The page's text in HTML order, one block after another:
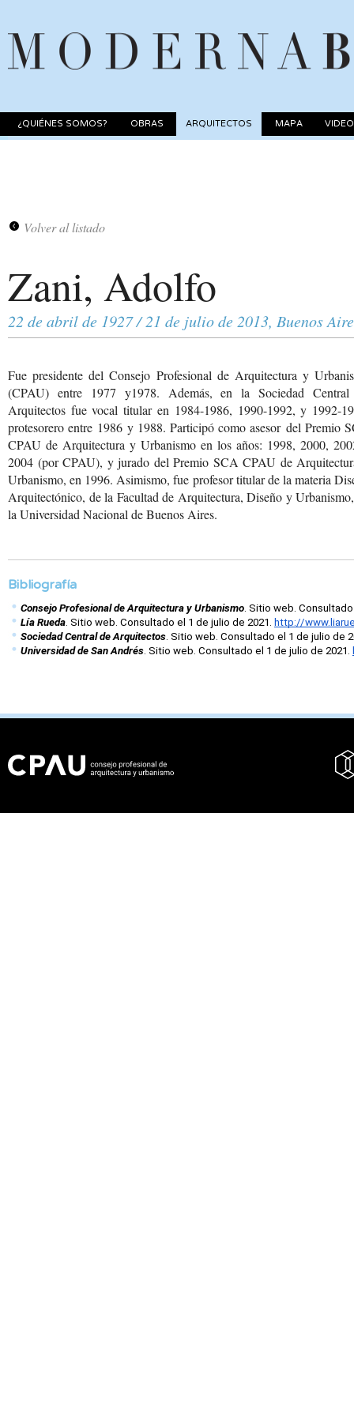
¿QUIÉNES SOMOS? OBRAS ARQUITECTOS MAPA
Volver al listado
Zani, Adolfo
22 de abril de 1927 / 21 de julio de 2013, Buenos
Fue presidente del Consejo Profesional de Arquitectura y
(CPAU) entre 1977 y1978. Además, en la Sociedad
Arquitectos fue vocal titular en 1984-1986, 1990-1992, y 1992-
protesorero entre 1986 y 1988. Participó como asesor del Premio
CPAU de Arquitectura y Urbanismo en los años: 1998, 2000,
2004 (por CPAU), y jurado del Premio SCA CPAU de
Urbanismo, en 1996. Asimismo, fue profesor titular de la materia
Arquitectónico, de la Facultad de Arquitectura, Diseño y
la Universidad Nacional de Buenos Aires.
Bibliografía
Consejo Profesional de Arquitectura y Urbanismo. Sitio web.
Lía Rueda. Sitio web. Consultado el 1 de julio de 2021. http://
Sociedad Central de Arquitectos. Sitio web. Consultado el 1 de julio de
Universidad de San Andrés. Sitio web. Consultado el 1 de julio de 2021.